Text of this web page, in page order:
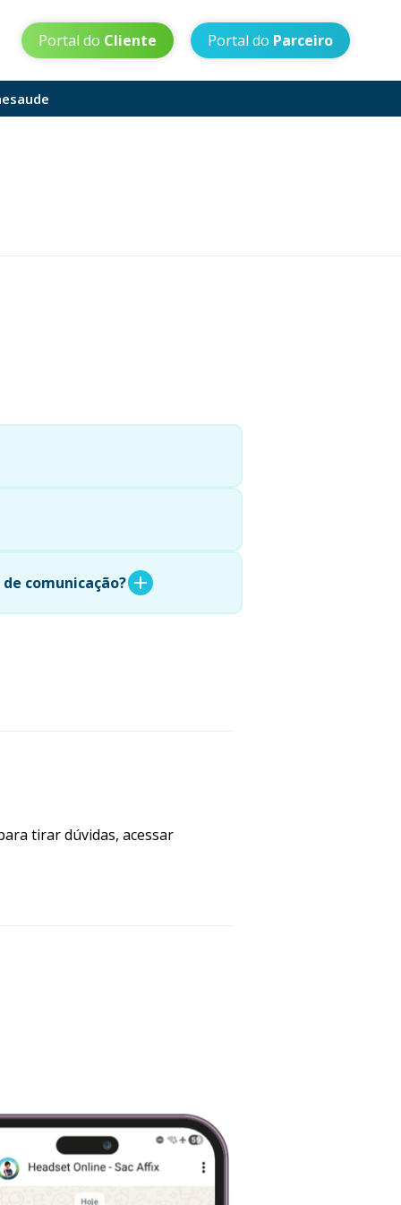
Portal do Cliente Portal do Parceiro
comunicação?
tirar dúvidas, acessar